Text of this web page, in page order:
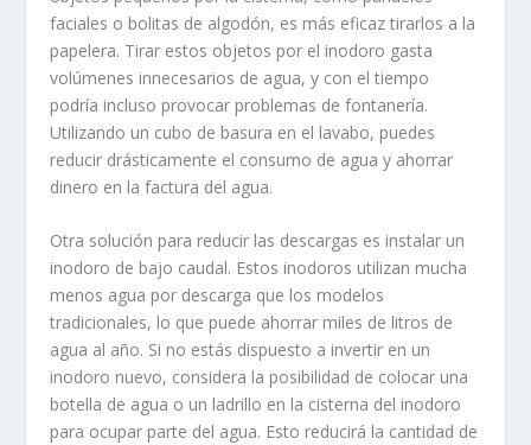
faciales o bolitas de algodón, es más eficaz tirarlos a la
papelera. Tirar estos objetos por el inodoro gasta
volúmenes innecesarios de agua, y con el tiempo
podría incluso provocar problemas de fontanería.
Utilizando un cubo de basura en el lavabo, puedes
reducir drásticamente el consumo de agua y ahorrar
dinero en la factura del agua.
Otra solución para reducir las descargas es instalar un
inodoro de bajo caudal. Estos inodoros utilizan mucha
menos agua por descarga que los modelos
tradicionales, lo que puede ahorrar miles de litros de
agua al año. Si no estás dispuesto a invertir en un
inodoro nuevo, considera la posibilidad de colocar una
botella de agua o un ladrillo en la cisterna del inodoro
para ocupar parte del agua. Esto reducirá la cantidad de